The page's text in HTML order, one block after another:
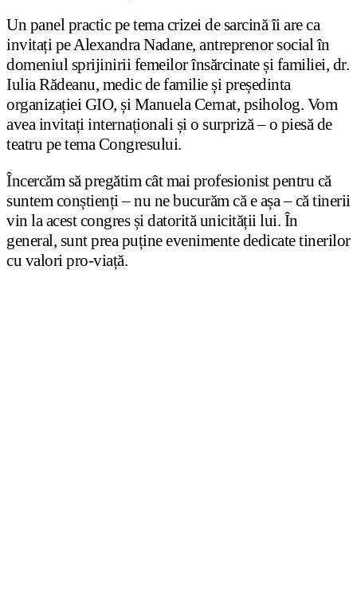
Un panel practic pe tema crizei de sarcină îi are ca
invitați pe Alexandra Nadane, antreprenor social în
domeniul sprijinirii femeilor însărcinate și familiei, dr.
Iulia Rădeanu, medic de familie și președinta
organizației GIO, și Manuela Cernat, psiholog. Vom
avea invitați internaționali și o surpriză – o piesă de
teatru pe tema Congresului.
Încercăm să pregătim cât mai profesionist pentru că
suntem conștienți – nu ne bucurăm că e așa – că tinerii
vin la acest congres și datorită unicității lui. În
general, sunt prea puține evenimente dedicate tinerilor
cu valori pro-viață.